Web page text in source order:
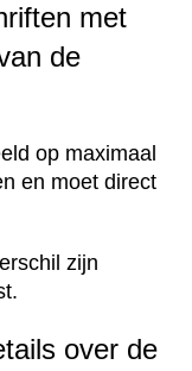
met
de
op maximaal
en moet direct
zijn
over de